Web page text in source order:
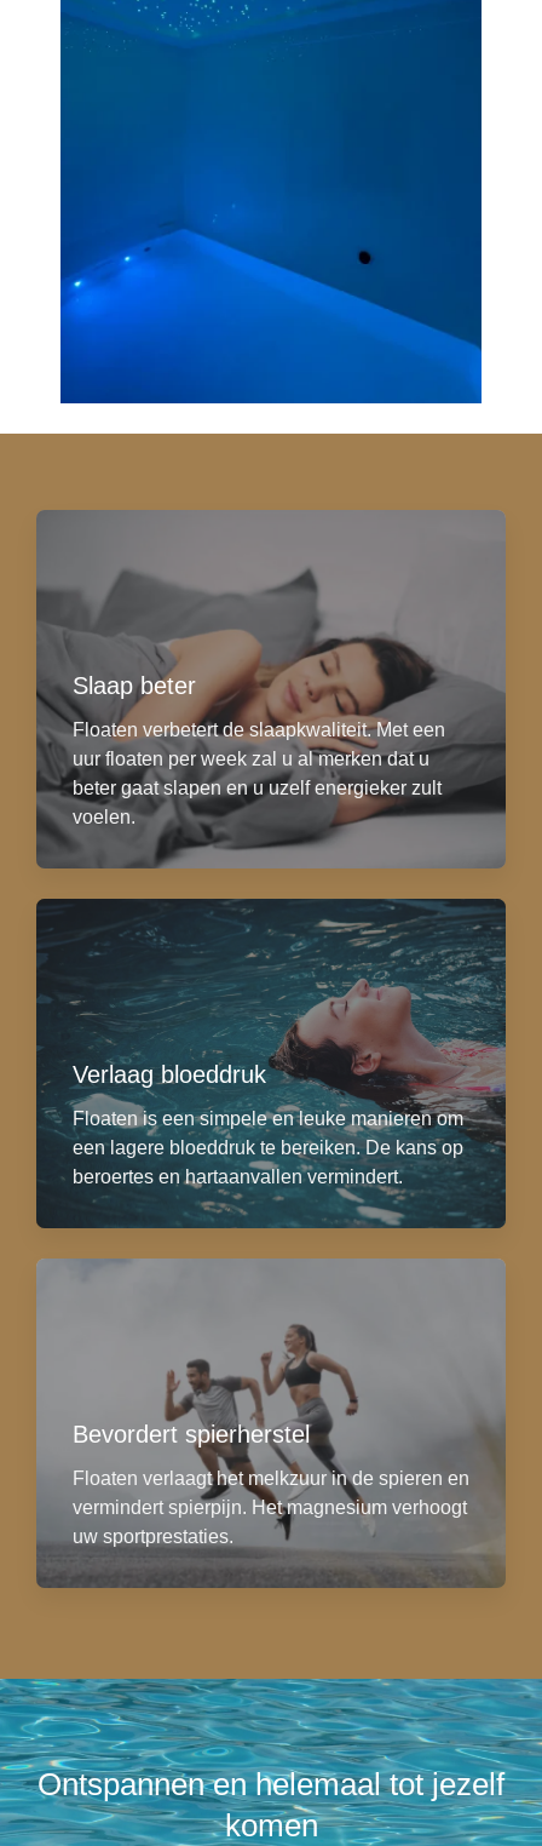
Slaap beter
Floaten verbetert de slaapkwaliteit. Met een
uur floaten per week zal u al merken dat u
beter gaat slapen en u uzelf energieker zult
voelen.
Verlaag bloeddruk
Floaten is een simpele en leuke manieren om
een lagere bloeddruk te bereiken. De kans op
beroertes en hartaanvallen vermindert.
Bevordert spierherstel
Floaten verlaagt het melkzuur in de spieren en
vermindert spierpijn. Het magnesium verhoogt
uw sportprestaties.
Ontspannen en helemaal tot jezelf
komen​